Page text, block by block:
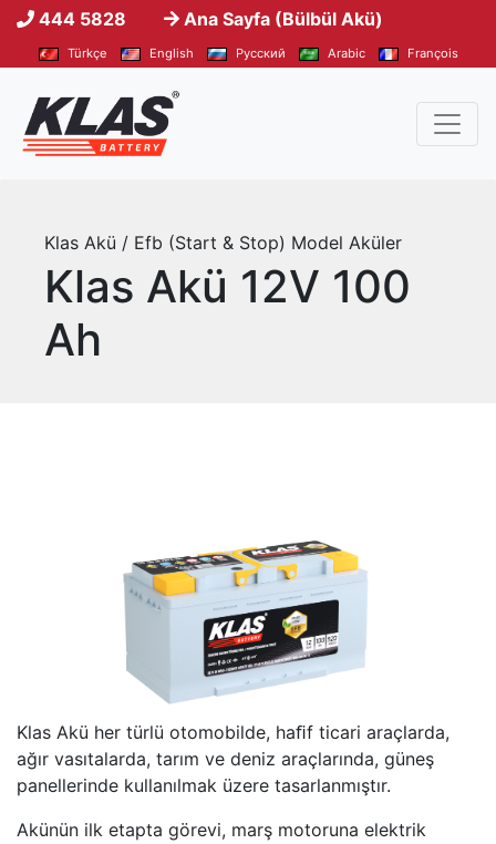
444 5828 Ana Sayfa (Bülbül Akü)
Türkçe English Pусский Arabic François
Klas Akü / Efb (Start & Stop) Model Aküler
Klas Akü 12V 100
Ah
Klas Akü her türlü otomobilde, haﬁf ticari araçlarda,
ağır vasıtalarda, tarım ve deniz araçlarında, güneş
panellerinde kullanılmak üzere tasarlanmıştır.
Akünün ilk etapta görevi, marş motoruna elektrik